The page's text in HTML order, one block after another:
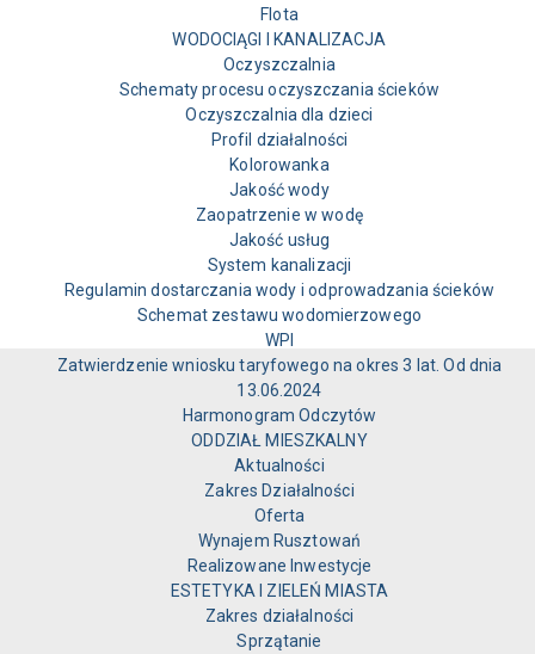
Flota
WODOCIĄGI I KANALIZACJA
Oczyszczalnia
Schematy procesu oczyszczania ścieków
Oczyszczalnia dla dzieci
Profil działalności
Kolorowanka
Jakość wody
Zaopatrzenie w wodę
Jakość usług
System kanalizacji
Regulamin dostarczania wody i odprowadzania ścieków
Schemat zestawu wodomierzowego
WPI
Zatwierdzenie wniosku taryfowego na okres 3 lat. Od dnia
13.06.2024
Harmonogram Odczytów
ODDZIAŁ MIESZKALNY
Aktualności
Zakres Działalności
Oferta
Wynajem Rusztowań
Realizowane Inwestycje
ESTETYKA I ZIELEŃ MIASTA
Zakres działalności
Sprzątanie